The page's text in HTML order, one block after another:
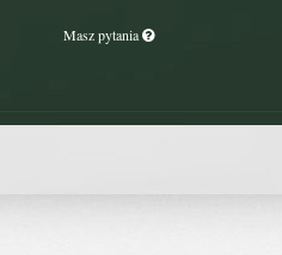
Masz pytania